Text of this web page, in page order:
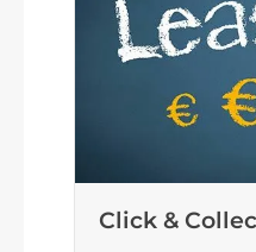
Click &